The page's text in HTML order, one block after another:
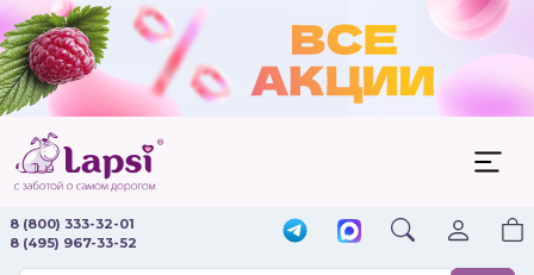
8 (800) 333-32-01
8 (495) 967-33-52